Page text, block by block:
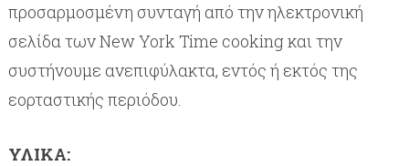
προσαρμοσμένη συνταγή από την ηλεκτρονική
σελίδα των New York Time cooking και την
συστήνουμε ανεπιφύλακτα, εντός ή εκτός της
εορταστικής περιόδου.
ΥΛΙΚΑ: